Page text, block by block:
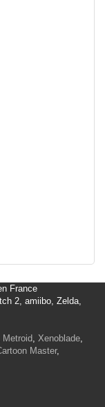
France
2, amiibo, Zelda,
Metroid, Xenoblade,
Master,